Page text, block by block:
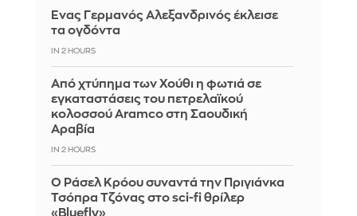
Ένας Γερμανός Αλεξανδρινός έκλεισε
τα ογδόντα
IN 2 HOURS
Από χτύπημα των Χούθι η φωτιά σε
εγκαταστάσεις του πετρελαϊκού
κολοσσού Aramco στη Σαουδική
Αραβία
IN 2 HOURS
Ο Ράσελ Κρόου συναντά την Πριγιάνκα
Τσόπρα Τζόνας στο sci-fi θρίλερ
«Bluefly»